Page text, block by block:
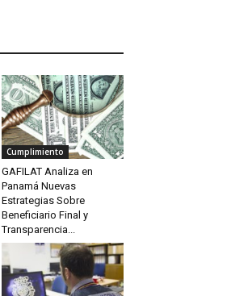
Cumplimiento
GAFILAT Analiza en
Panamá Nuevas
Estrategias Sobre
Beneficiario Final y
Transparencia...